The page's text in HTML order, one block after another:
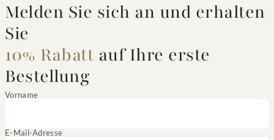
Melden Sie sich an und erhalten
Sie
10% Rabatt auf Ihre erste
Bestellung
Vorname
E-Mail-Adresse